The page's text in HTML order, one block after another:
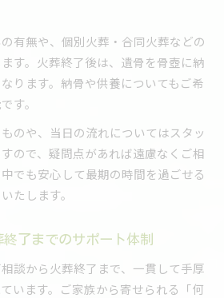
有無や、個別火葬・合同火葬などの
す。火葬終了後は、遺骨を骨壺に納
ります。納骨や供養についてもご希
す。
のや、当日の流れについてはスタッ
ので、疑問点があれば遠慮なくご相
でも安心して最期の時間を過ごせる
たします。
了までのサポート体制
談から火葬終了まで、一貫して手厚
います。ご家族から寄せられる「何